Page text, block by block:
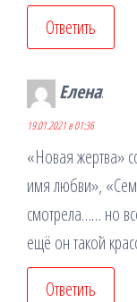
Ответить
Елена:
19.01.2021 в 01:36
«Новая жертва»
имя любви»,
смотрела…… но
ещё он такой
Ответить